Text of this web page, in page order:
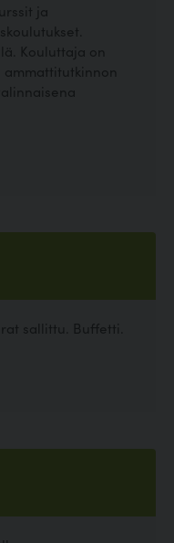
ja
Kouluttaja on
sallittu. Buffetti.